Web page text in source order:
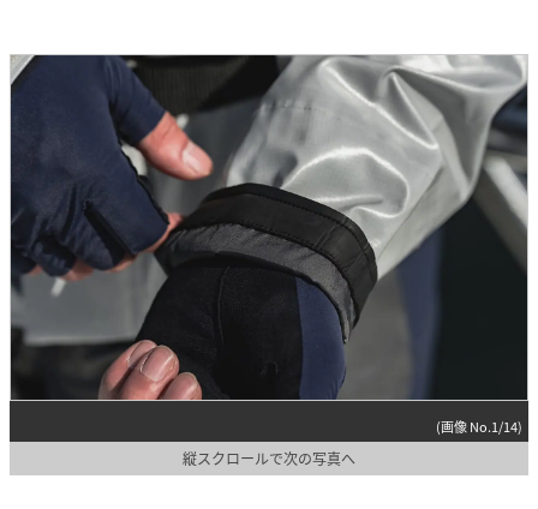
(画像 No.1/14)
縦スクロールで次の写真へ